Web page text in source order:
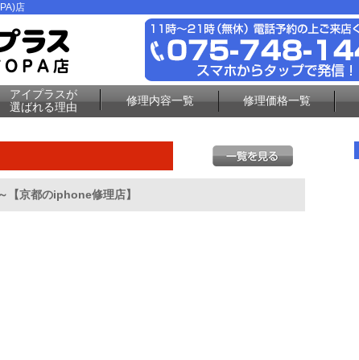
店
アイプラスが
選ばれる理由
修理内容一覧 修理価格一覧
【京都のiphone修理店】